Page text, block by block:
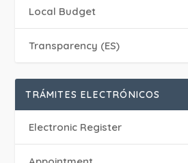
Local Budget
Transparency (ES)
TRÁMITES ELECTRÓNICOS
Electronic Register